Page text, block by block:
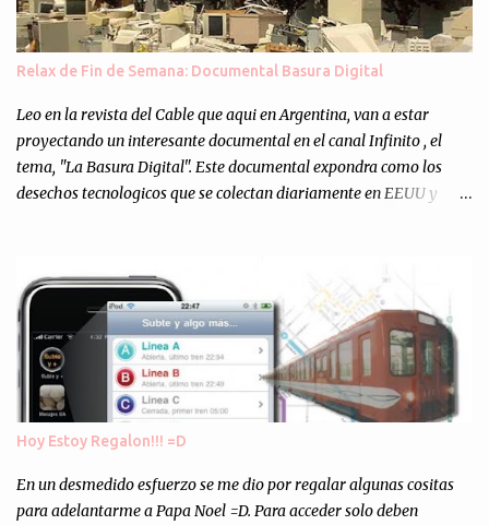
nos ocurrió la idea de emitir video en vivo. La tarea no fué facil,
hubo que coordinar horarios, preparar el estudio, configurar
muchos programejos y hacer muchas pruebas. ¿El resultado?
Totalmente inesperado. Mas de 200 personas en vivo
escuchándonos y viendo como grabamos el semanario es, para mi
personalmente, un éxito y un logro sin precedentes. Sinceram...
Relax de Fin de Semana: Documental Basura Digital
Leo en la revista del Cable que aqui en Argentina, van a estar
proyectando un interesante documental en el canal Infinito , el
tema, "La Basura Digital". Este documental expondra como los
desechos tecnologicos que se colectan diariamente en EEUU y
Asi, todos los residuos sonincinerados produciendo lo que los
ambientalistas llaman "La Pesadilla de la Edad Cibernetica". La
transmision es el Domingo 2 de diciembre a las 21:00 hs. Me
parecio muy interesante, no creo que lo pueda ver por la hora, asi
que los comentarios los dejo en sus manos...
Hoy Estoy Regalon!!! =D
En un desmedido esfuerzo se me dio por regalar algunas cositas
para adelantarme a Papa Noel =D. Para acceder solo deben